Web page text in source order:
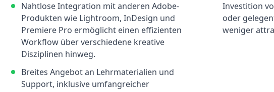
Nahtlose Integration mit anderen Adobe-
Produkten wie Lightroom, InDesign und
Premiere Pro ermöglicht einen effizienten
Workflow über verschiedene kreative
Disziplinen hinweg.
Breites Angebot an Lehrmaterialien und
Support, inklusive umfangreicher
Investition
oder
weniger